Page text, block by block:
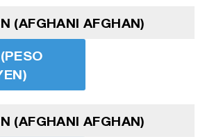
(AFGHANI AFGHAN)
(AFGHANI AFGHAN)